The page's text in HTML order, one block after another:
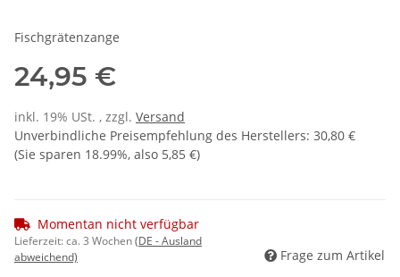
Fischgrätenzange
24,95 €
inkl. 19% USt. , zzgl. Versand
Unverbindliche Preisempfehlung des Herstellers: 30,80 €
(Sie sparen 18.99%, also 5,85 €)
Momentan nicht verfügbar
Lieferzeit:ca. 3 Wochen(DE - Ausland
abweichend)
Frage zum Artikel